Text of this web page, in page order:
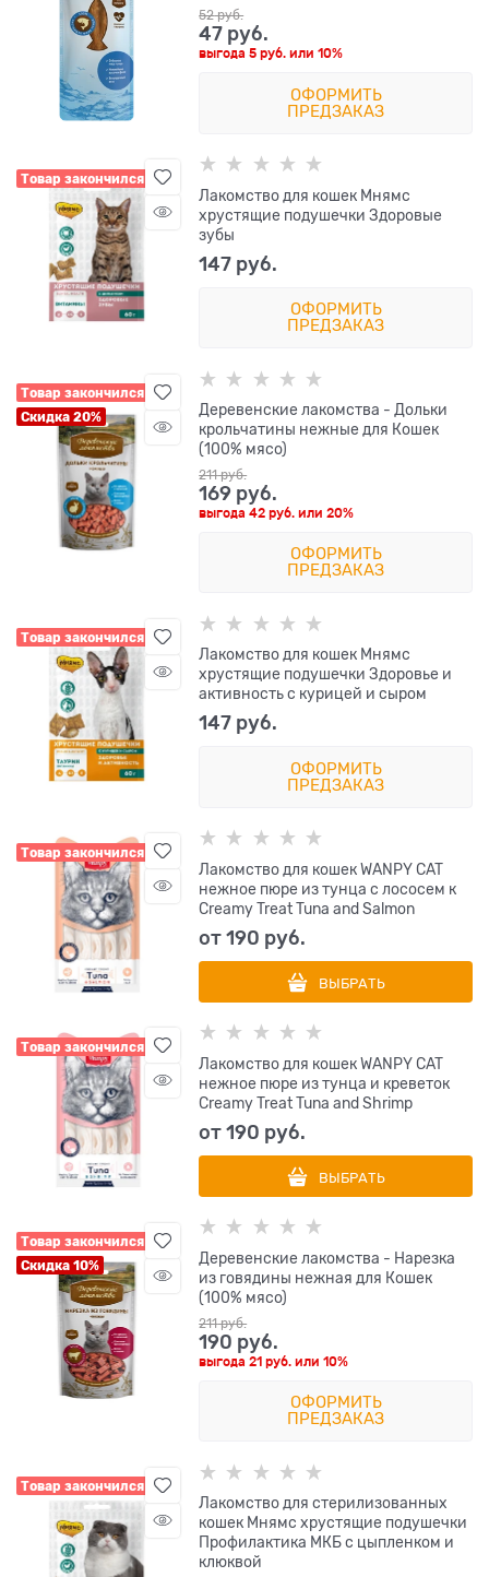
52 руб.
47 руб.
выгода5 руб. или10%
ОФОРМИТЬ
ПРЕДЗАКАЗ
Товар закончился
Лакомство для кошек Мнямс
хрустящие подушечки Здоровые
зубы
147 руб.
ОФОРМИТЬ
ПРЕДЗАКАЗ
Товар закончился
Скидка 20%
Деревенские лакомства - Дольки
крольчатины нежные для Кошек
(100% мясо)
211 руб.
169 руб.
выгода42 руб. или20%
ОФОРМИТЬ
ПРЕДЗАКАЗ
Товар закончился
Лакомство для кошек Мнямс
хрустящие подушечки Здоровье и
активность с курицей и сыром
147 руб.
ОФОРМИТЬ
ПРЕДЗАКАЗ
Товар закончился
Лакомство для кошек WANPY CAT
нежное пюре из тунца с лососем к
Creamy Treat Tuna and Salmon
от190 руб.
ВЫБРАТЬ
Товар закончился
Лакомство для кошек WANPY CAT
нежное пюре из тунца и креветок
Creamy Treat Tuna and Shrimp
от190 руб.
ВЫБРАТЬ
Товар закончился
Скидка 10%
Деревенские лакомства - Нарезка
из говядины нежная для Кошек
(100% мясо)
211 руб.
190 руб.
выгода21 руб. или10%
ОФОРМИТЬ
ПРЕДЗАКАЗ
Товар закончился
Лакомство для стерилизованных
кошек Мнямс хрустящие подушечки
Профилактика МКБ с цыпленком и
клюквой